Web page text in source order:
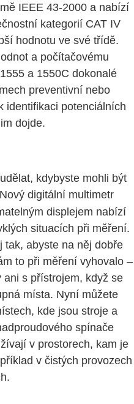
IEEE 43-2000 a nabízí
kategorií CAT IV
hodnotu ve své třídě.
a počítačovému
a 1550C dokonalé
preventivní nebo
identifikaci potenciálních
dojde.
kdybyste mohli být
digitální multimetr
displejem nabízí
situacích při měření.
tak, abyste na něj dobře
to při měření vyhovalo –
s přístrojem, když se
místa. Nyní můžete
kde jsou stroje a
spínače
v prostorech, kam je
v čistých provozech